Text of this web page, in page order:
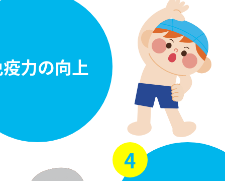
力の向上
4